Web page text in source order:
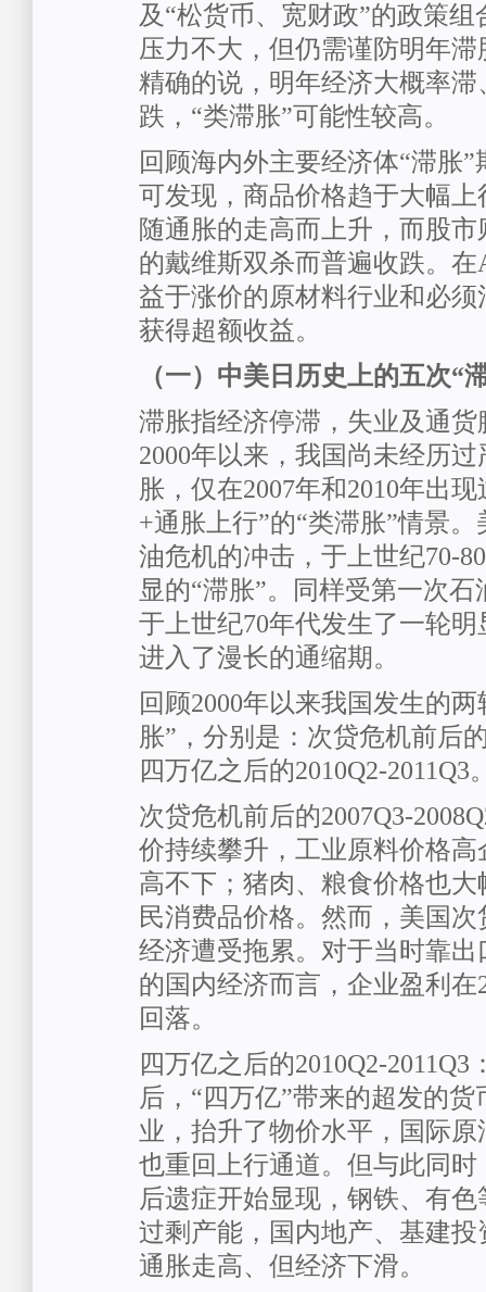
及“松货币、宽财政”的政策
压力不大，但仍需谨防明年
精确的说，明年经济大概率
跌，“类滞胀”可能性较高。
回顾海内外主要经济体“滞胀
可发现，商品价格趋于大幅
随通胀的走高而上升，而股
的戴维斯双杀而普遍收跌。
益于涨价的原材料行业和必
获得超额收益。
（一）中美日历史上的五次“
滞胀指经济停滞，失业及通
2000年以来，我国尚未经历
胀，仅在2007年和2010年出
+通胀上行”的“类滞胀”情景
油危机的冲击，于上世纪70-
显的“滞胀”。同样受第一次
于上世纪70年代发生了一轮明
进入了漫长的通缩期。
回顾2000年以来我国发生的
胀”，分别是：次贷危机前后
四万亿之后的2010Q2-2011Q3
次贷危机前后的2007Q3-
价持续攀升，工业原料价格
高不下；猪肉、粮食价格也
民消费品价格。然而，美国
经济遭受拖累。对于当时靠
的国内经济而言，企业盈利在
回落。
四万亿之后的2010Q2-2011Q3
后，“四万亿”带来的超发的
业，抬升了物价水平，国际
也重回上行通道。但与此同时
后遗症开始显现，钢铁、有
过剩产能，国内地产、基建
通胀走高、但经济下滑。